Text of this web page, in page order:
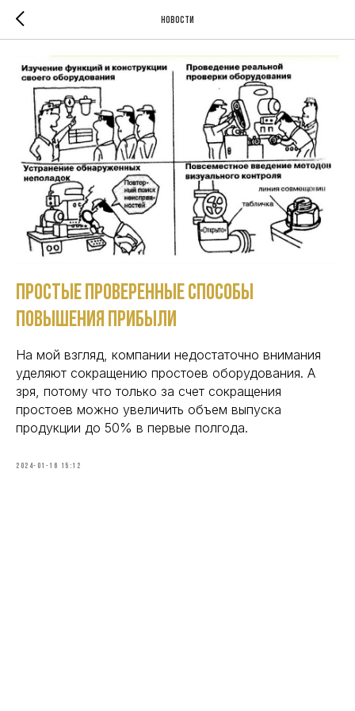
Новости
Простые проверенные способы
повышения прибыли
На мой взгляд, компании недостаточно внимания
уделяют сокращению простоев оборудования. А
зря, потому что только за счет сокращения
простоев можно увеличить объем выпуска
продукции до 50% в первые полгода.
2024-01-16 15:12